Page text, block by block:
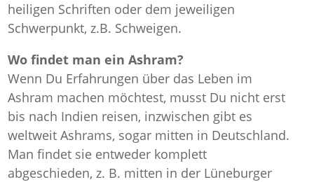
heiligen Schriften oder dem jeweiligen
Schwerpunkt, z.B. Schweigen.
Wo findet man ein Ashram?
Wenn Du Erfahrungen über das Leben im
Ashram machen möchtest, musst Du nicht erst
bis nach Indien reisen, inzwischen gibt es
weltweit Ashrams, sogar mitten in Deutschland.
Man findet sie entweder komplett
abgeschieden, z. B. mitten in der Lüneburger